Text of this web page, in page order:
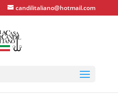
candilitaliano@hotmail.com